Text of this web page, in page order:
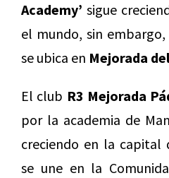
Academy’ sigue
el mundo, sin
se ubica en Mejorada
El club R3 Mejorada
por la academia de
creciendo en la capital
se une en la